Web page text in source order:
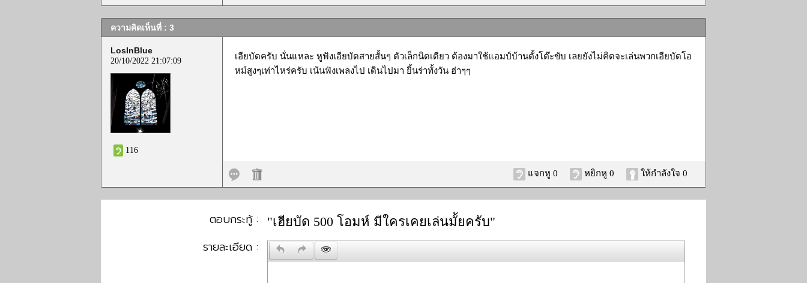
ความคิดเห็นที่ : 3
LosInBlue
20/10/2022 21:07:09
116
เอียบัดครับ นั่นแหละ หูฟังเอียบัดสายสั้นๆ ตัวเล็กนิดเดียว ต้องมาใช้แอมป์บ้านตั้งโต๊ะขับ เลยยังไม่คิดจะเล่นพวกเอียบัดโอ
หม์สูงๆเท่าไหร่ครับ เน้นฟังเพลงไป เดินไปมา ยิ้นร่าทั้งวัน ฮ่าๆๆ
ให้กำลังใจ 0
หยิกหู 0
แจกหู 0
ตอบกระทู้ : "เฮียบัด 500 โอมห์ มีใครเคยเล่นมั้ยครับ"
รายละเอียด :